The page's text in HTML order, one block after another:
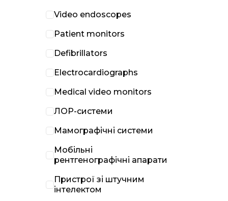
Video endoscopes
Patient monitors
Defibrillators
Electrocardiographs
Medical video monitors
ЛОР-системи
Мамографічні системи
Мобільні
рентгенографічні апарати
Пристрої зі штучним
інтелектом